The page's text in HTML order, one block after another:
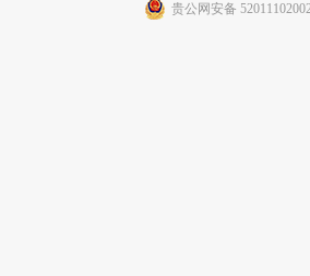
贵公网安备